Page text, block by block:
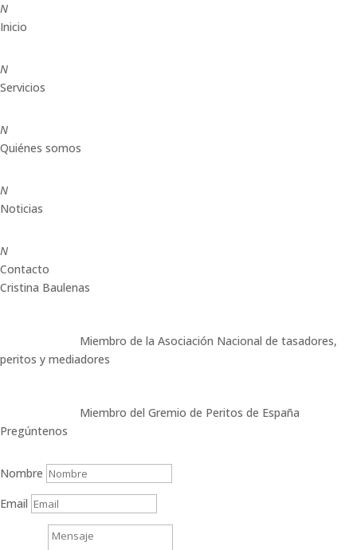
N
Inicio
N
Servicios
N
Quiénes somos
N
Noticias
N
Contacto
Cristina Baulenas
Miembro de la Asociación Nacional de tasadores,
peritos y mediadores
Miembro del Gremio de Peritos de España
Pregúntenos
Nombre
Email